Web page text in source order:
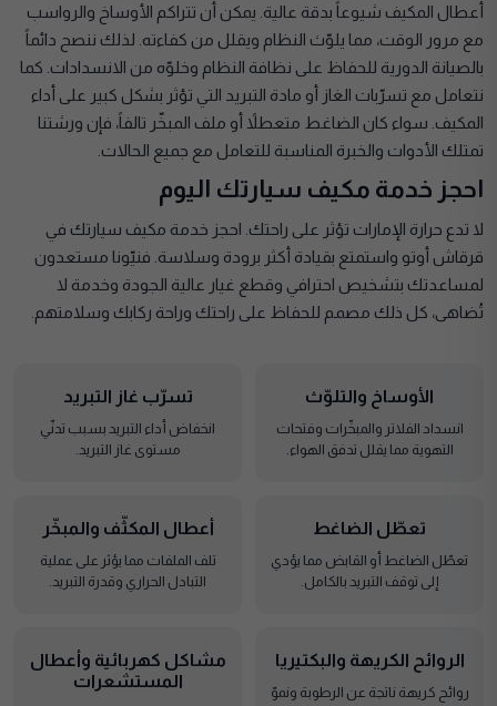
أعطال المكيف شيوعاً بدقة عالية. يمكن أن تتراكم الأوساخ والرواسب
مع مرور الوقت، مما يلوّث النظام ويقلل من كفاءته. لذلك ننصح دائماً
بالصيانة الدورية للحفاظ على نظافة النظام وخلوّه من الانسدادات. كما
نتعامل مع تسرّبات الغاز أو مادة التبريد التي تؤثر بشكل كبير على أداء
المكيف. سواء كان الضاغط متعطلاً أو ملف المبخّر تالفاً، فإن ورشتنا
تمتلك الأدوات والخبرة المناسبة للتعامل مع جميع الحالات.
احجز خدمة مكيف سيارتك اليوم
لا تدع حرارة الإمارات تؤثر على راحتك. احجز خدمة مكيف سيارتك في
قرقاش أوتو واستمتع بقيادة أكثر برودة وسلاسة. فنيّونا مستعدون
لمساعدتك بتشخيص احترافي وقطع غيار عالية الجودة وخدمة لا
تُضاهى، كل ذلك مصمم للحفاظ على راحتك وراحة ركابك وسلامتهم.
الأوساخ والتلوّث
انسداد الفلاتر والمبخّرات وفتحات
التهوية مما يقلل تدفق الهواء.
تسرّب غاز التبريد
انخفاض أداء التبريد بسبب تدنّي
مستوى غاز التبريد.
تعطّل الضاغط
تعطّل الضاغط أو القابض مما يؤدي
إلى توقف التبريد بالكامل.
أعطال المكثّف والمبخّر
تلف الملفات مما يؤثر على عملية
التبادل الحراري وقدرة التبريد.
الروائح الكريهة والبكتيريا
روائح كريهة ناتجة عن الرطوبة ونموّ
مشاكل كهربائية وأعطال
المستشعرات